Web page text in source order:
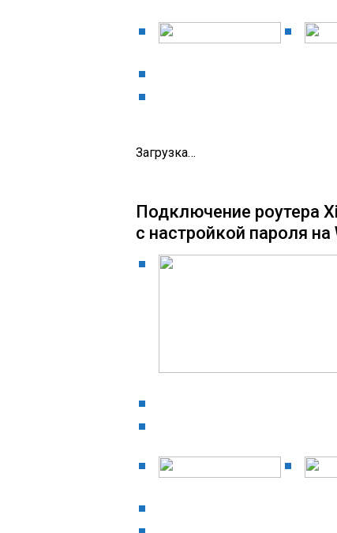
Загрузка…
Подключение роутера
с настройкой пароля на